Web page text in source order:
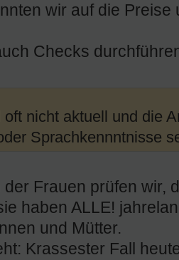
wir auf die Preise
Checks
nicht aktuell und die
Sprachkennntnisse
Frauen prüfen wir,
haben ALLE!
und Mütter.
Krassester Fall